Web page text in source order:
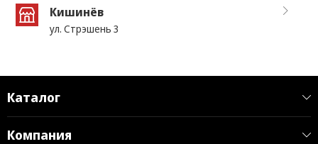
Кишинёв
ул. Стрэшень 3
Каталог
Компания